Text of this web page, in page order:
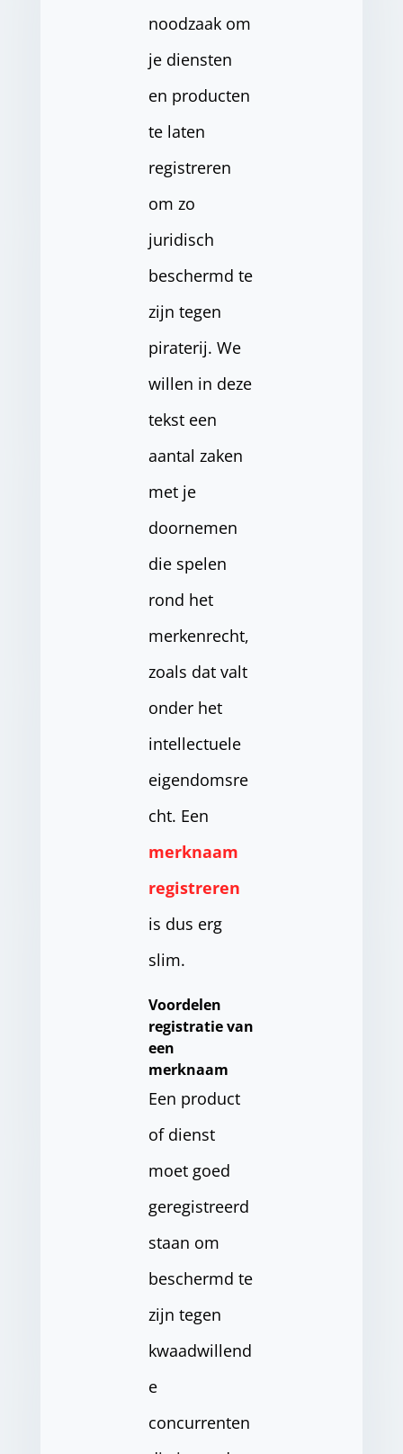
noodzaak om
je diensten
en producten
te laten
registreren
om zo
juridisch
beschermd te
zijn tegen
piraterij. We
willen in deze
tekst een
aantal zaken
met je
doornemen
die spelen
rond het
merkenrecht,
zoals dat valt
onder het
intellectuele
eigendomsre
cht. Een
merknaam
registreren
is dus erg
slim.
Voordelen
registratie van
een
merknaam
Een product
of dienst
moet goed
geregistreerd
staan om
beschermd te
zijn tegen
kwaadwillend
e
concurrenten